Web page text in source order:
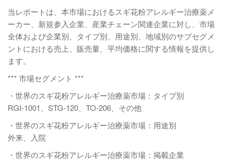
当レポートは、本市場におけるスギ花粉アレルギー治療薬メ
ーカー、新規参入企業、産業チェーン関連企業に対し、市場
全体および企業別、タイプ別、用途別、地域別のサブセグメ
ントにおける売上、販売量、平均価格に関する情報を提供し
ます。
*** 市場セグメント ***
・世界のスギ花粉アレルギー治療薬市場：タイプ別
RGI-1001、STG-120、TO-206、その他
・世界のスギ花粉アレルギー治療薬市場：用途別
外来、入院
・世界のスギ花粉アレルギー治療薬市場：掲載企業